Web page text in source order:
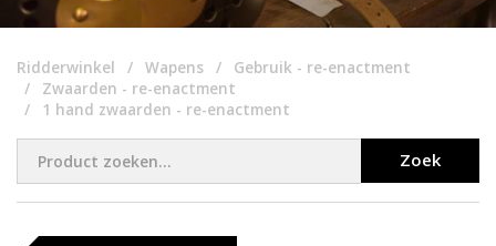
Ridderwinkel Wapens
Gebruik - re-enactment
Zwaarden - re-enactment
1 hand zwaarden - re-enactment
Zoek